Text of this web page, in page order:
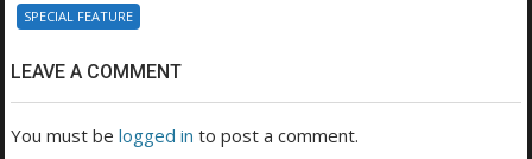
SPECIAL FEATURE
LEAVE A COMMENT
You must belogged in to post a comment.